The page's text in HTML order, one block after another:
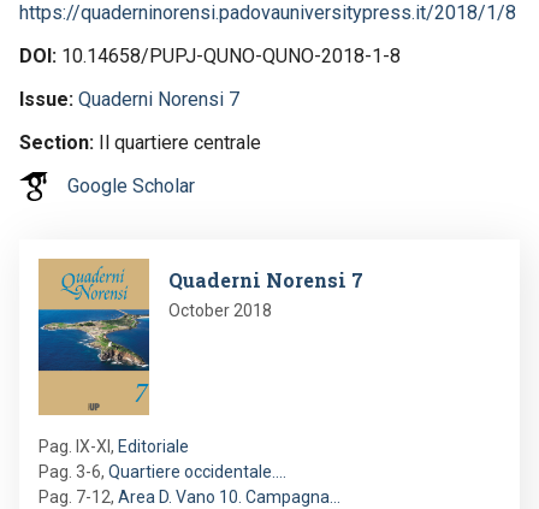
https://quaderninorensi.padovauniversitypress.it/2018/1/8
DOI 10.14658/PUPJ-QUNO-QUNO-2018-1-8
Issue Quaderni Norensi 7
Section Il quartiere centrale
Google Scholar
Quaderni Norensi 7
October 2018
Pag. IX-XI , Editoriale
Pag. 3-6, Quartiere occidentale.…
Pag. 7-12, Area D. Vano 10. Campagna…